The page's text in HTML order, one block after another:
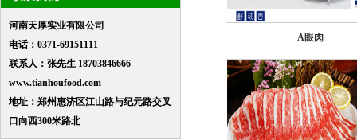
河南天厚实业有限公司
电话：0371-69151111
联系人：张先生 18703846666
www.tianhoufood.com
地址：郑州惠济区江山路与纪元路交叉
口向西300米路北
A眼肉